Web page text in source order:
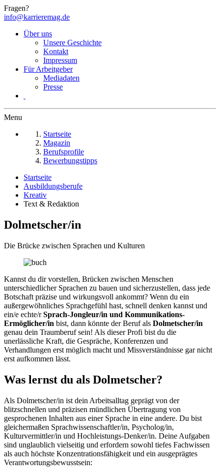
Fragen?
info@karrieremag.de
Über uns
Unsere Geschichte
Kontakt
Impressum
Für Arbeitgeber
Mediadaten
Presse
Menu
Startseite
Magazin
Berufsprofile
Bewerbungstipps
Startseite
Ausbildungsberufe
Kreativ
Text & Redaktion
Dolmetscher/in
Die Brücke zwischen Sprachen und Kulturen
Kannst du dir vorstellen, Brücken zwischen Menschen
unterschiedlicher Sprachen zu bauen und sicherzustellen, dass jede
Botschaft präzise und wirkungsvoll ankommt? Wenn du ein
außergewöhnliches Sprachgefühl hast, schnell denken kannst und
ein/e echte/rSprach-Jongleur/in und Kommunikations-
Ermöglicher/in bist, dann könnte der Beruf als Dolmetscher/in
genau dein Traumberuf sein! Als dieser Profi bist du die
unerlässliche Kraft, die Gespräche, Konferenzen und
Verhandlungen erst möglich macht und Missverständnisse gar nicht
erst aufkommen lässt.
Was lernst du als Dolmetscher?
Als Dolmetscher/in ist dein Arbeitsalltag geprägt von der
blitzschnellen und präzisen mündlichen Übertragung von
gesprochenen Inhalten aus einer Sprache in eine andere. Du bist
gleichermaßen Sprachwissenschaftler/in, Psycholog/in,
Kulturvermittler/in und Hochleistungs-Denker/in. Deine Aufgaben
sind unglaublich vielseitig und erfordern sowohl tiefes Fachwissen
als auch höchste Konzentrationsfähigkeit und ein ausgeprägtes
Verantwortungsbewusstsein: